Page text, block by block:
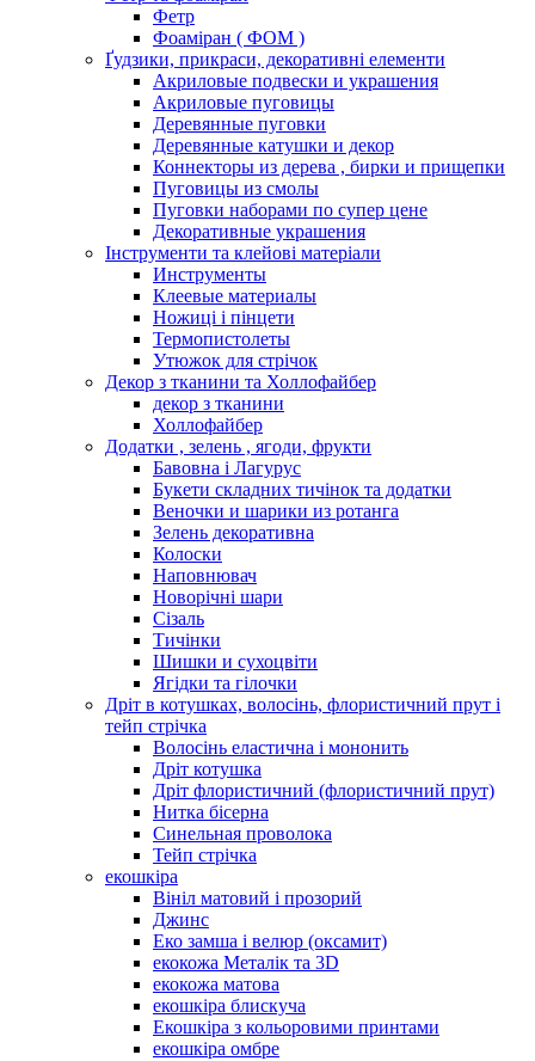
Фетр
Фоаміран ( ФОМ )
Ґудзики, прикраси, декоративні елементи
Акриловые подвески и украшения
Акриловые пуговицы
Деревянные пуговки
Деревянные катушки и декор
Коннекторы из дерева , бирки и прищепки
Пуговицы из смолы
Пуговки наборами по супер цене
Декоративные украшения
Інструменти та клейові матеріали
Инструменты
Клеевые материалы
Ножиці і пінцети
Термопистолеты
Утюжок для стрічок
Декор з тканини та Холлофайбер
декор з тканини
Холлофайбер
Додатки , зелень , ягоди, фрукти
Бавовна і Лагурус
Букети складних тичінок та додатки
Веночки и шарики из ротанга
Зелень декоративна
Колоски
Наповнювач
Новорічні шари
Сізаль
Тичінки
Шишки и сухоцвіти
Ягідки та гілочки
Дріт в котушках, волосінь, флористичний прут і
тейп стрічка
Волосінь еластична і мононить
Дріт котушка
Дріт флористичний (флористичний прут)
Нитка бісерна
Синельная проволока
Тейп стрічка
екошкіра
Вініл матовий і прозорий
Джинс
Еко замша і велюр (оксамит)
екокожа Металік та 3D
екокожа матова
екошкіра блискуча
Екошкіра з кольоровими принтами
екошкіра омбре